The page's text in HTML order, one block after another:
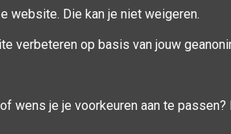
website. Die kan je niet weigeren.
verbeteren op basis van jouw
wens je je voorkeuren aan te passen?